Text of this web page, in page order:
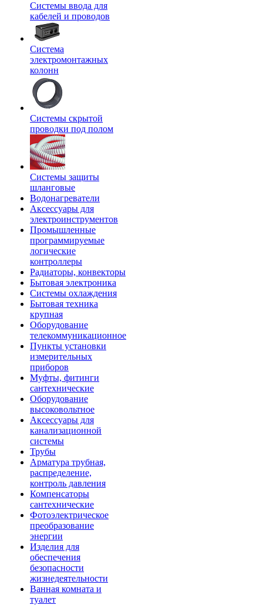
Системы ввода для
кабелей и проводов
Система
электромонтажных
колонн
Системы скрытой
проводки под полом
Системы защиты
шланговые
Водонагреватели
Аксессуары для
электроинструментов
Промышленные
программируемые
логические
контроллеры
Радиаторы, конвекторы
Бытовая электроника
Системы охлаждения
Бытовая техника
крупная
Оборудование
телекоммуникационное
Пункты установки
измерительных
приборов
Муфты, фитинги
сантехнические
Оборудование
высоковольтное
Аксессуары для
канализационной
системы
Трубы
Арматура трубная,
распределение,
контроль давления
Компенсаторы
сантехнические
Фотоэлектрическое
преобразование
энергии
Изделия для
обеспечения
безопасности
жизнедеятельности
Ванная комната и
туалет